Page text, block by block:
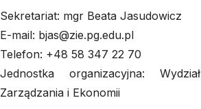
Sekretariat: mgr Beata Jasudowicz
E-mail: bjas@zie.pg.edu.pl
Telefon: +48 58 347 22 70
Jednostka organizacyjna: Wydział
Zarządzania i Ekonomii